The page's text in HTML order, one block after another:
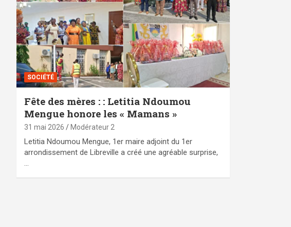
SOCIÉTÉ
Fête des mères : : Letitia Ndoumou
Mengue honore les « Mamans »
31 mai 2026 Modérateur 2
Letitia Ndoumou Mengue, 1er maire adjoint du 1er
arrondissement de Libreville a créé une agréable surprise,
…